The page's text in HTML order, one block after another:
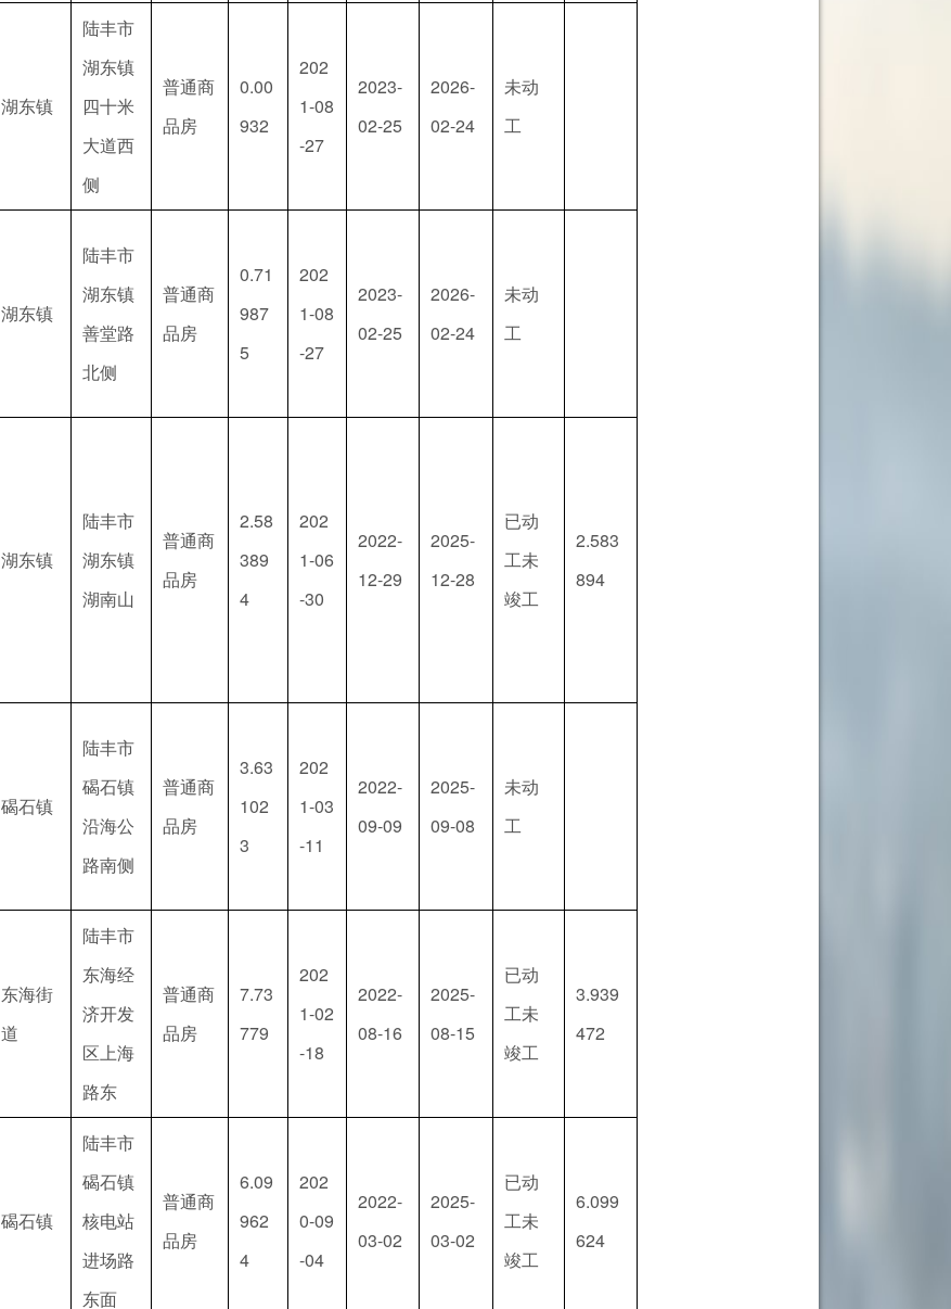
湖东镇
陆丰市
湖东镇
四十米
大道西
侧
普通商
品房
0.00
932
202
1-08
-27
2023-
02-25
2026-
02-24
未动
工
湖东镇
陆丰市
湖东镇
善堂路
北侧
普通商
品房
0.71
987
5
202
1-08
-27
2023-
02-25
2026-
02-24
未动
工
湖东镇
陆丰市
湖东镇
湖南山
普通商
品房
2.58
389
4
202
1-06
-30
2022-
12-29
2025-
12-28
已动
工未
竣工
2.583
894
碣石镇
陆丰市
碣石镇
沿海公
路南侧
普通商
品房
3.63
102
3
202
1-03
-11
2022-
09-09
2025-
09-08
未动
工
东海街
道
陆丰市
东海经
济开发
区上海
路东
普通商
品房
7.73
779
202
1-02
-18
2022-
08-16
2025-
08-15
已动
工未
竣工
3.939
472
碣石镇
陆丰市
碣石镇
核电站
进场路
东面
普通商
品房
6.09
962
4
202
0-09
-04
2022-
03-02
2025-
03-02
已动
工未
竣工
6.099
624